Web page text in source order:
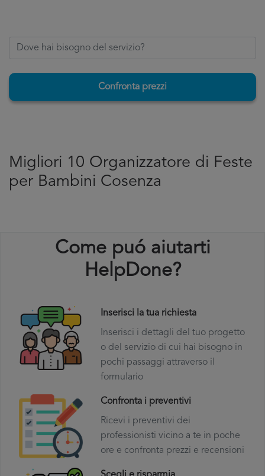
Confronta prezzi
Migliori 10 Organizzatore di Feste
per Bambini Cosenza
Come puó aiutarti
HelpDone?
Inserisci la tua richiesta
Inserisci i dettagli del tuo progetto
o del servizio di cui hai bisogno in
pochi passaggi attraverso il
formulario
Confronta i preventivi
Ricevi i preventivi dei
professionisti vicino a te in poche
ore e confronta prezzi e recensioni